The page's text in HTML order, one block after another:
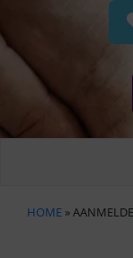
HOME »